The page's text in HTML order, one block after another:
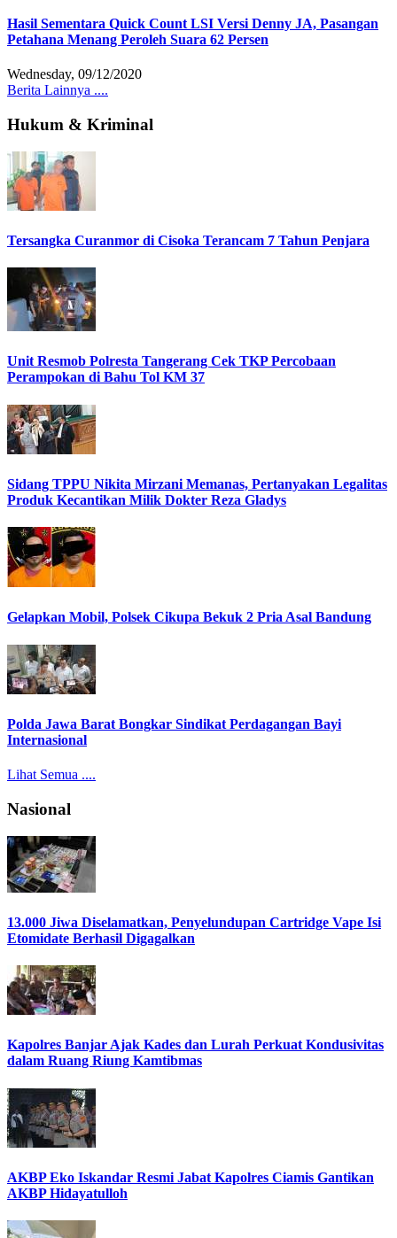
Hasil Sementara Quick Count LSI Versi Denny JA, Pasangan
Petahana Menang Peroleh Suara 62 Persen
Wednesday, 09/12/2020
Berita Lainnya ....
Hukum & Kriminal
Tersangka Curanmor di Cisoka Terancam 7 Tahun Penjara
Unit Resmob Polresta Tangerang Cek TKP Percobaan
Perampokan di Bahu Tol KM 37
Sidang TPPU Nikita Mirzani Memanas, Pertanyakan Legalitas
Produk Kecantikan Milik Dokter Reza Gladys
Gelapkan Mobil, Polsek Cikupa Bekuk 2 Pria Asal Bandung
Polda Jawa Barat Bongkar Sindikat Perdagangan Bayi
Internasional
Lihat Semua ....
Nasional
13.000 Jiwa Diselamatkan, Penyelundupan Cartridge Vape Isi
Etomidate Berhasil Digagalkan
Kapolres Banjar Ajak Kades dan Lurah Perkuat Kondusivitas
dalam Ruang Riung Kamtibmas
AKBP Eko Iskandar Resmi Jabat Kapolres Ciamis Gantikan
AKBP Hidayatulloh